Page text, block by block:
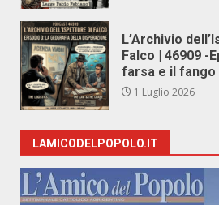
L’Archivio
Falco | 46909 -
farsa e il fango
1 Luglio 2026
LAMICODELPOPOLO.IT